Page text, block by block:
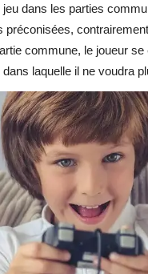
dans les parties
commune, le joueur
laquelle il ne voudra